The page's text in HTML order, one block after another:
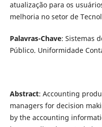
atualização para os
melhoria no setor de
Palavras-Chave: Sistemas
Público. Uniformidade
Abstract: Accounting
managers for decision
by the accounting